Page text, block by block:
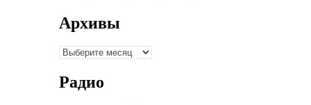
Архивы
Архивы
Радио